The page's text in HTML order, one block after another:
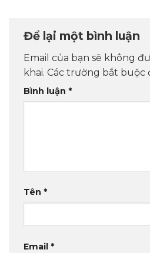
Để lại một bình luận
Email của bạn sẽ không
khai. Các trường bắt buộc
Bình luận *
Tên *
Email *